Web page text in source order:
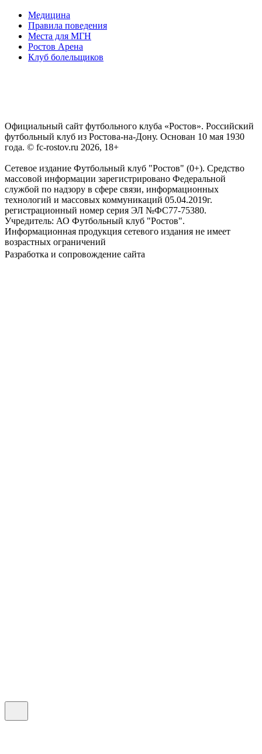
Медицина
Правила поведения
Места для МГН
Ростов Арена
Клуб болельщиков
Официальный сайт футбольного клуба «Ростов». Российский
футбольный клуб из Ростова-на-Дону. Основан 10 мая 1930
года. © fc-rostov.ru 2026, 18+
Сетевое издание Футбольный клуб "Ростов" (0+). Средство
массовой информации зарегистрировано Федеральной
службой по надзору в сфере связи, информационных
технологий и массовых коммуникаций 05.04.2019г.
регистрационный номер серия ЭЛ №ФС77-75380.
Учредитель: АО Футбольный клуб "Ростов".
Информационная продукция сетевого издания не имеет
возрастных ограничений
Разработка и сопровождение сайта